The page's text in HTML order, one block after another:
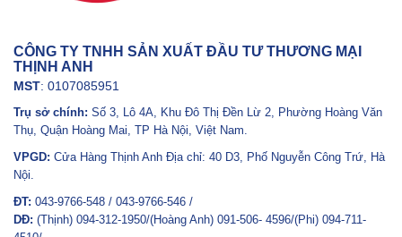
CÔNG TY TNHH SẢN XUẤT ĐẦU TƯ THƯƠNG MẠI
THỊNH ANH
MST: 0107085951
Trụ sở chính: Số 3, Lô 4A, Khu Đô Thị Đền Lừ 2, Phường Hoàng Văn
Thụ, Quận Hoàng Mai, TP Hà Nội, Việt Nam.
VPGD: Cửa Hàng Thịnh Anh Địa chỉ: 40 D3, Phố Nguyễn Công Trứ, Hà
Nội.
ĐT: 043-9766-548 / 043-9766-546 /
DĐ: (Thịnh) 094-312-1950/(Hoàng Anh) 091-506- 4596/(Phi) 094-711-